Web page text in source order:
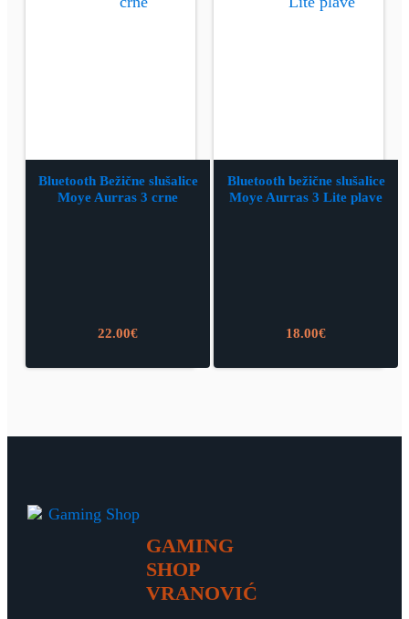
Bluetooth Bežične slušalice
Moye Aurras 3 crne
22.00€
Bluetooth bežične slušalice
Moye Aurras 3 Lite plave
18.00€
GAMING
SHOP
VRANOVIĆ